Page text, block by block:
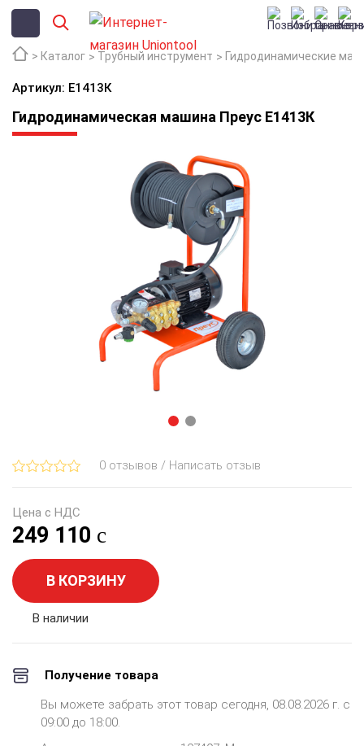
Каталог Трубный инструмент Гидродинамические
Артикул: Е1413К
Гидродинамическая машина Преус Е1413К
0 отзывов / Написать отзыв
Цена с НДС
249 110
В КОРЗИНУ
В наличии
Получение товара
Вы можете забрать этот товар сегодня, 08.08.2026 г. с
09:00 до 18:00.